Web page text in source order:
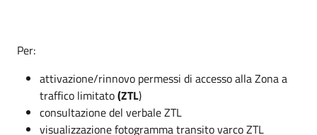
Per:
attivazione/rinnovo permessi di accesso alla Zona a
traffico limitato(ZTL)
consultazione del verbale ZTL
visualizzazione fotogramma transito varco ZTL